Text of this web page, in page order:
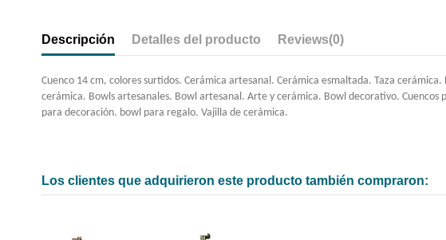
Descripción Detalles del producto Reviews(0)
Cuenco 14 cm, colores surtidos. Cerámica artesanal. Cerámica esmaltada. Taza
cerámica. Bowls artesanales. Bowl artesanal. Arte y cerámica. Bowl decorativo. Cuencos
para decoración. bowl para regalo. Vajilla de cerámica.
Los clientes que adquirieron este producto también compraron: